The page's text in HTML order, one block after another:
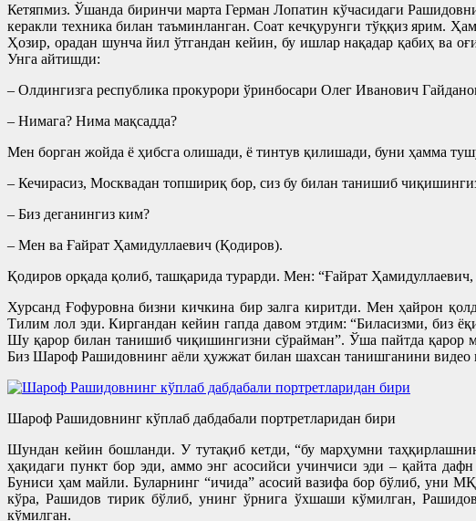
Кетяпмиз. Ўшанда биринчи марта Герман Лопатин кўчасидаги
керакли техника билан таъминланган. Соат кечқурунги тўққиз ярим.
Ҳозир, орадан шунча йил ўтгандан кейин, бу ишлар нақадар қабиҳ ва
Унга айтишди:
– Олдингизга республика прокурори ўринбосари Олег Иванович
– Нимага? Нима мақсадда?
Мен борган жойда ё ҳибсга олишади, ё тинтув қилишади, буни ҳамма
– Кечирасиз, Москвадан топшириқ бор, сиз бу билан танишиб
– Биз деганингиз ким?
– Мен ва Ғайрат Ҳамидуллаевич (Қодиров).
Қодиров орқада қолиб, ташқарида турарди. Мен: “Ғайрат
Хурсанд Ғофуровна бизни кичкина бир залга киритди. Мен ҳайрон
Тилим лол эди. Киргандан кейин гапда давом этдим: “Биласизми, биз
Шу қарор билан танишиб чиқишингизни сўрайман”. Ўша пайтда қарор
Биз Шароф Рашидовнинг аёли ҳужжат билан шахсан танишганини видео
Шароф Рашидовнинг кўплаб дабдабали портретларидан бири
Шундан кейин бошланди. У тутақиб кетди, “бу марҳумни
ҳақидаги пункт бор эди, аммо энг асосийси учинчиси эди – қайта
Буниси ҳам майли. Буларнинг “ичида” асосий вазифа бор бўлиб, уни
кўра, Рашидов тирик бўлиб, унинг ўрнига ўхшаши кўмилган,
кўмилган.